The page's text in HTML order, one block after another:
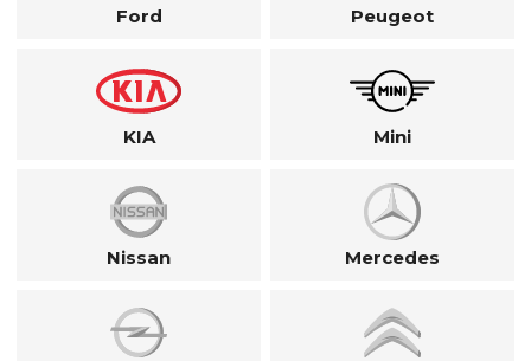
Ford Peugeot
KIA Mini
Nissan Mercedes